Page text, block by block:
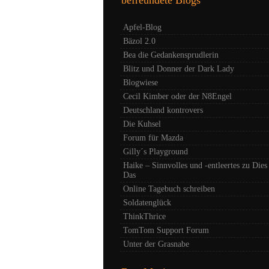
Apfel-Blog
Bäzol 2.0
Bea die Gedankensprudlerin
Blitz und Donner der Dark Lady
Blogwiese
Cecil Kimber oder der N8Engel
Deutschland kontrovers
Die Kuhsel
Forum für Mazda
Gilly´s Playground
Haike – Sinnvolles und -entleertes zu Dies
Das
Online Tagebuch schreiben
Soldatenglück
ThinkThrice
TomTom Support Forum
Unter der Grasnabe